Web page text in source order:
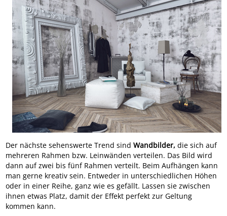
Der nächste sehenswerte Trend sind Wandbilder, die sich auf
mehreren Rahmen bzw. Leinwänden verteilen. Das Bild wird
dann auf zwei bis fünf Rahmen verteilt. Beim Aufhängen kann
man gerne kreativ sein. Entweder in unterschiedlichen Höhen
oder in einer Reihe, ganz wie es gefällt. Lassen sie zwischen
ihnen etwas Platz, damit der Effekt perfekt zur Geltung
kommen kann.